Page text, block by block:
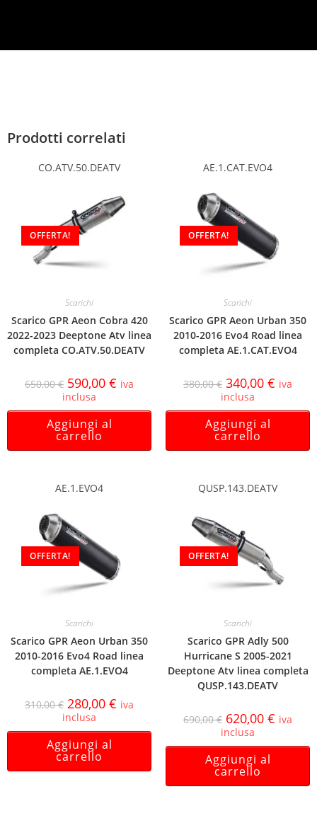
Prodotti correlati
CO.ATV.50.DEATV
OFFERTA!
Scarichi
Scarico GPR Aeon Cobra 420
2022-2023 Deeptone Atv linea
completa CO.ATV.50.DEATV
650,00€ 590,00 € iva
inclusa
Aggiungi al
carrello
AE.1.CAT.EVO4
OFFERTA!
Scarichi
Scarico GPR Aeon Urban 350
2010-2016 Evo4 Road linea
completa AE.1.CAT.EVO4
380,00€ 340,00 € iva
inclusa
Aggiungi al
carrello
AE.1.EVO4
OFFERTA!
Scarichi
Scarico GPR Aeon Urban 350
2010-2016 Evo4 Road linea
completa AE.1.EVO4
310,00€ 280,00 € iva
inclusa
Aggiungi al
carrello
QUSP.143.DEATV
OFFERTA!
Scarichi
Scarico GPR Adly 500
Hurricane S 2005-2021
Deeptone Atv linea completa
QUSP.143.DEATV
690,00€ 620,00 € iva
inclusa
Aggiungi al
carrello